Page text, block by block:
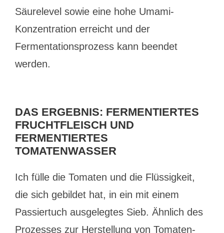
Säurelevel sowie eine hohe Umami-
Konzentration erreicht und der
Fermentationsprozess kann beendet
werden.
DAS ERGEBNIS: FERMENTIERTES
FRUCHTFLEISCH UND
FERMENTIERTES
TOMATENWASSER
Ich fülle die Tomaten und die Flüssigkeit,
die sich gebildet hat, in ein mit einem
Passiertuch ausgelegtes Sieb. Ähnlich des
Prozesses zur Herstellung von Tomaten-